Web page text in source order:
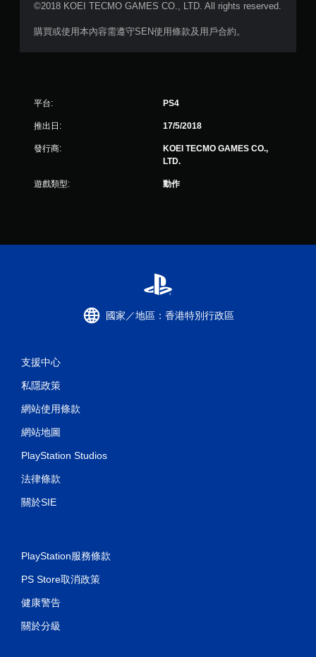
©2018 KOEI TECMO GAMES CO., LTD. All rights reserved.
購買或使用本內容需遵守SEN使用條款及用戶合約。
平台: PS4
推出日: 17/5/2018
發行商:
KOEI TECMO GAMES CO.,
LTD.
遊戲類型: 動作
國家／地區：香港特別行政區
支援中心
私隱政策
網站使用條款
網站地圖
PlayStation Studios
法律條款
關於SIE
PlayStation服務條款
PS Store取消政策
健康警告
關於分級